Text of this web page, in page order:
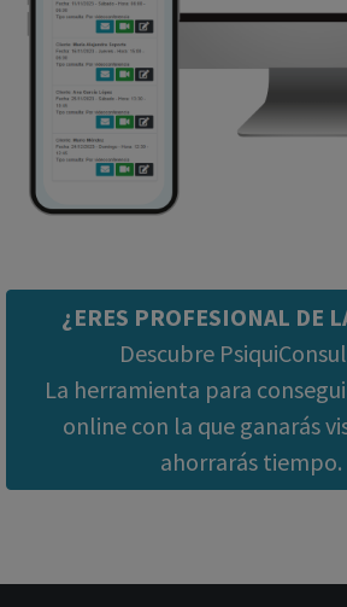
¿ERES PROFESIONAL DE
Descubre
La herramienta para
online con la que ganarás
ahorrarás tiempo.